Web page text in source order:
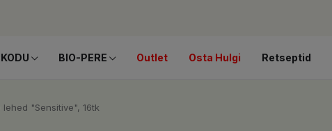
BIO-PERE Outlet Osta Hulgi Retseptid
lehed "Sensitive", 16tk